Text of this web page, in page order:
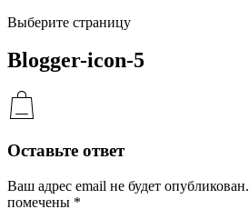
Выберите страницу
Blogger-icon-5
Оставьте ответ
Ваш адрес email не будет опубликован.
помечены *